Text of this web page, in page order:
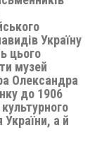
Україну
цього
музей
Олександра
до 1906
а й